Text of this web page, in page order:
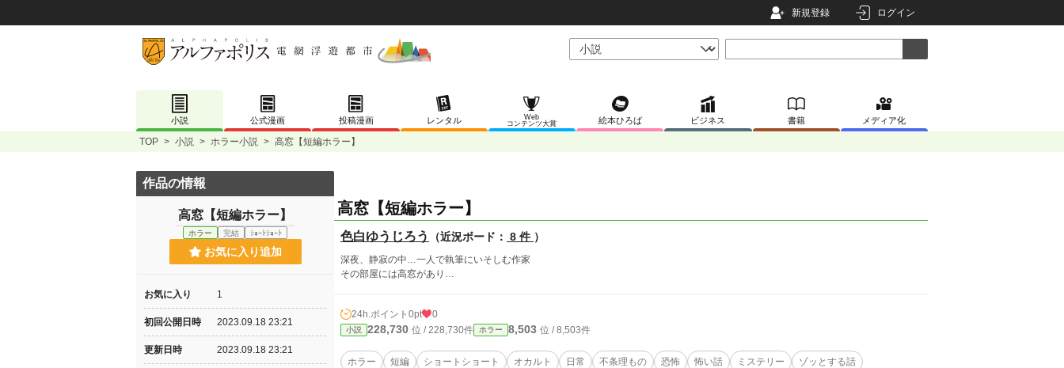
新規登録 ログイン
小説 公式漫画 投稿漫画 レンタル
Web
コンテンツ大賞
絵本ひろば ビジネス 書籍 メディア化
TOP > 小説 > ホラー小説 > 高窓【短編ホラー】
高窓【短編ホラー】
色白ゆうじろう （近況ボード： 8 件 ）
深夜、静寂の中…一人で執筆にいそしむ作家
その部屋には高窓があり…
24h.ポイント 0pt 0
小説 228,730 位 / 228,730件 ホラー 8,503 位 / 8,503件
ホラー 短編 ショートショート オカルト 日常 不条理もの 恐怖 怖い話 ミステリー ゾッとする話
作品の情報
高窓【短編ホラー】
ホラー 完結 ｼｮｰﾄｼｮｰﾄ
お気に入り追加
お気に入り 1
初回公開日時 2023.09.18 23:21
更新日時 2023.09.18 23:21